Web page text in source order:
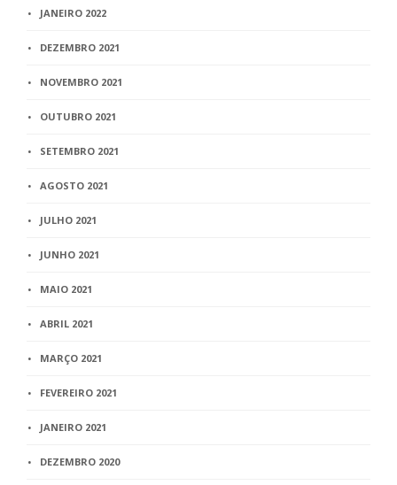
JANEIRO 2022
DEZEMBRO 2021
NOVEMBRO 2021
OUTUBRO 2021
SETEMBRO 2021
AGOSTO 2021
JULHO 2021
JUNHO 2021
MAIO 2021
ABRIL 2021
MARÇO 2021
FEVEREIRO 2021
JANEIRO 2021
DEZEMBRO 2020